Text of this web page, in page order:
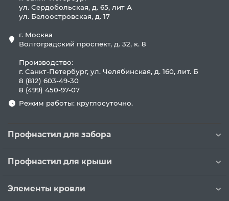
ул. Сердобольская, д. 65, лит А
ул. Белоостровская, д. 17
г. Москва
Волгоградский проспект, д. 32, к. 8
Производство:
г. Санкт-Петербург, ул. Челябинская, д. 160, лит. Б
8 (812) 603-49-30
8 (499) 450-97-07
Режим работы: круглосуточно.
Профнастил для забора
Профнастил для крыши
Элементы кровли